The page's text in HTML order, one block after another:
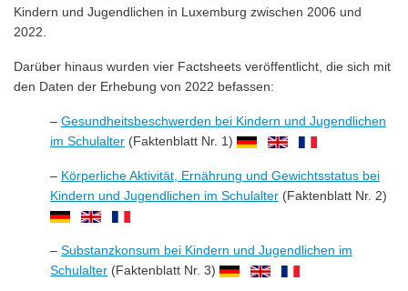
Kindern und Jugendlichen in Luxemburg zwischen 2006 und
2022.
Darüber hinaus wurden vier Factsheets veröffentlicht, die sich mit
den Daten der Erhebung von 2022 befassen:
– Gesundheitsbeschwerden bei Kindern und Jugendlichen
im Schulalter (Faktenblatt Nr. 1)
– Körperliche Aktivität, Ernährung und Gewichtsstatus bei
Kindern und Jugendlichen im Schulalter (Faktenblatt Nr. 2)
– Substanzkonsum bei Kindern und Jugendlichen im
Schulalter (Faktenblatt Nr. 3)